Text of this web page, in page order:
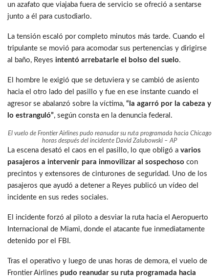
un azafato que viajaba fuera de servicio se ofreció a sentarse
junto a él para custodiarlo.
La tensión escaló por completo minutos más tarde. Cuando el
tripulante se movió para acomodar sus pertenencias y dirigirse
al baño, Reyes intentó arrebatarle el bolso del suelo.
El hombre le exigió que se detuviera y se cambió de asiento
hacia el otro lado del pasillo y fue en ese instante cuando el
agresor se abalanzó sobre la víctima, “la agarró por la cabeza y
lo estranguló”, según consta en la denuncia federal.
El vuelo de Frontier Airlines pudo reanudar su ruta programada hacia Chicago
horas después del incidente David Zalubowski – AP
La escena desató el caos en el pasillo, lo que obligó a varios
pasajeros a intervenir para inmovilizar al sospechoso con
precintos y extensores de cinturones de seguridad. Uno de los
pasajeros que ayudó a detener a Reyes publicó un vídeo del
incidente en sus redes sociales.
El incidente forzó al piloto a desviar la ruta hacia el Aeropuerto
Internacional de Miami, donde el atacante fue inmediatamente
detenido por el FBI.
Tras el operativo y luego de unas horas de demora, el vuelo de
Frontier Airlines pudo reanudar su ruta programada hacia